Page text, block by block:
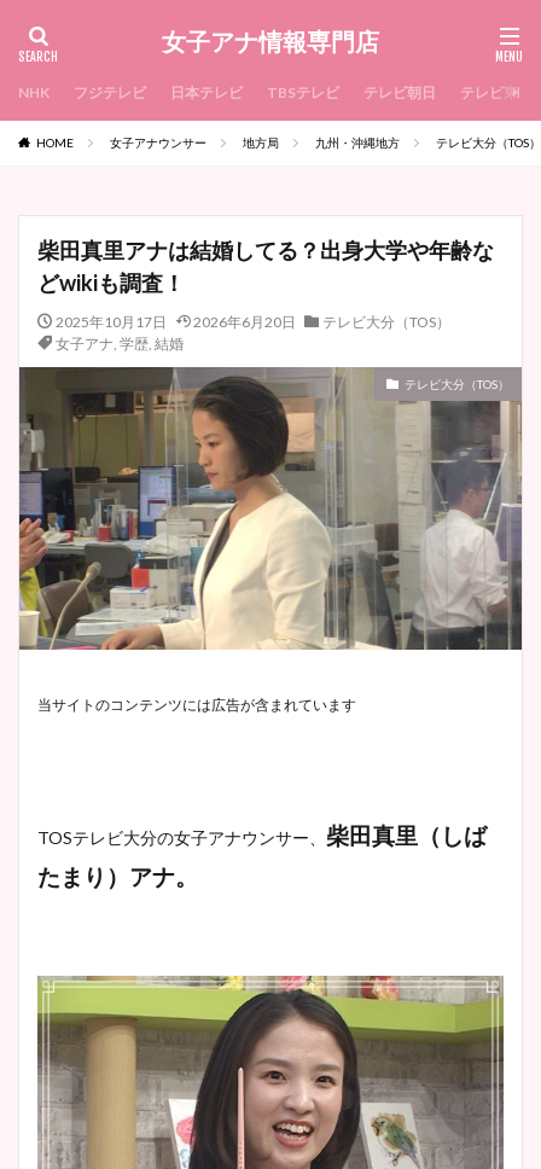
女子アナ情報専門店
NHK フジテレビ 日本テレビ TBSテレビ テレビ朝日 テレビ東京
HOME 女子アナウンサー 地方局 九州・沖縄地方 テレビ大分（TOS）
柴田真里アナは結婚してる？出身大学や年齢な
どwikiも調査！
2025年10月17日 2026年6月20日
テレビ大分（TOS）
女子アナ, 学歴, 結婚
テレビ大分（TOS）
当サイトのコンテンツには広告が含まれています
TOSテレビ大分の女子アナウンサー、 柴田真里（しば
たまり）アナ。